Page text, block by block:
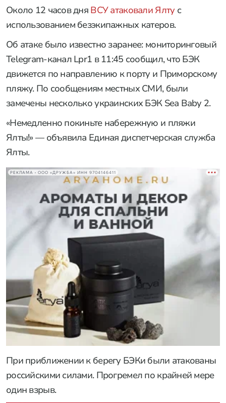
Около 12 часов дня ВСУ атаковали Ялтус
использованием безэкипажных катеров.
Об атаке было известно заранее: мониторинговый
Telegram-канал Lpr1 в 11:45 сообщил, что БЭК
движется по направлению к порту и Приморскому
пляжу. По сообщениям местных СМИ, были
замечены несколько украинских БЭК Sea Baby 2.
«Немедленно покиньте набережную и пляжи
Ялты!» — объявила Единая диспетчерская служба
Ялты.
РЕКЛАМА • ООО «ДРУЖБА» ИНН 9704146411
При приближении к берегу БЭКи были атакованы
российскими силами. Прогремел по крайней мере
один взрыв.